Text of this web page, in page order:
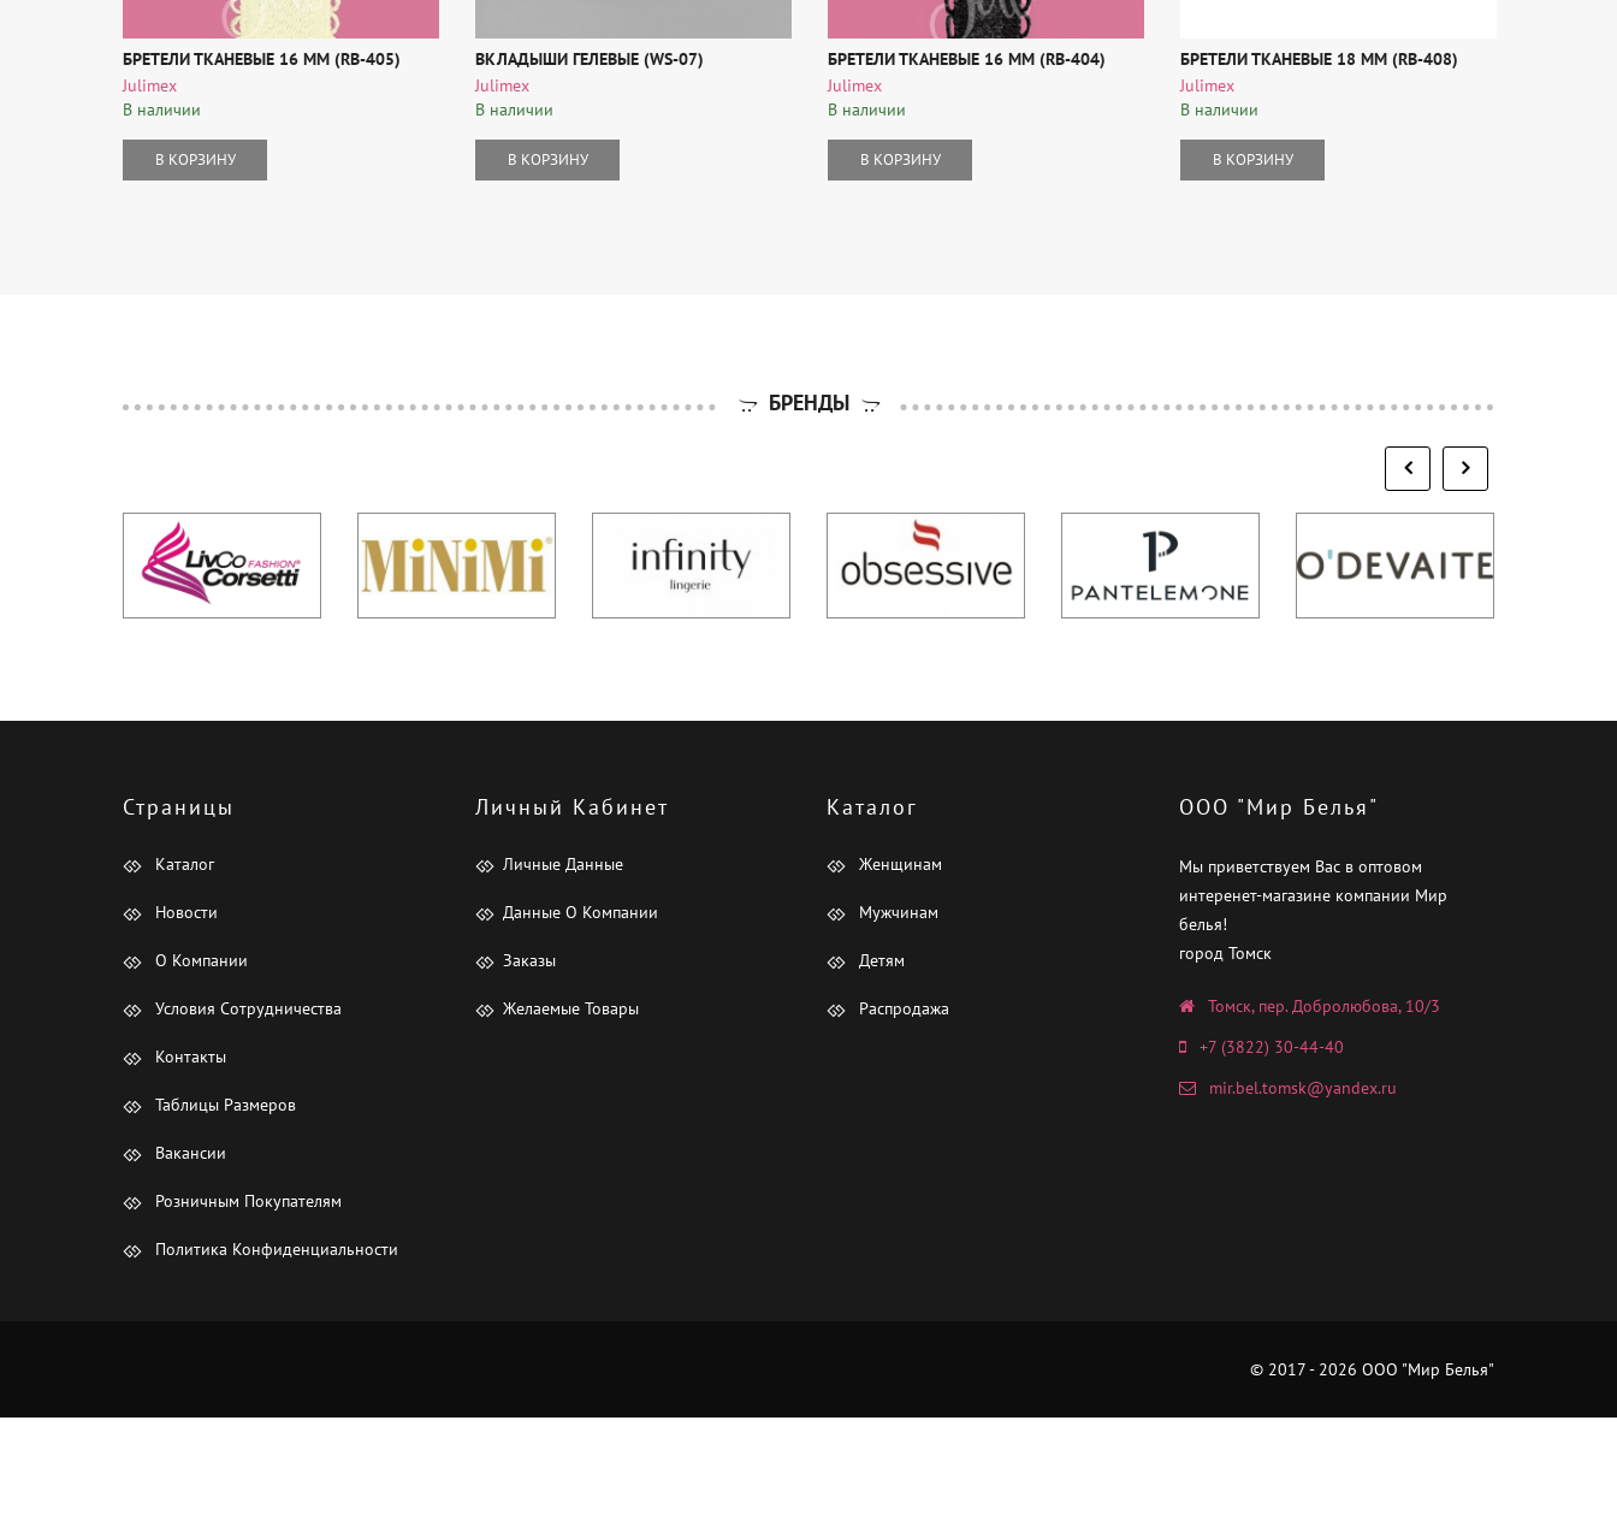
БРЕТЕЛИ ТКАНЕВЫЕ 16 MM (RB-405)
Julimex
В наличии
В КОРЗИНУ
ВКЛАДЫШИ ГЕЛЕВЫЕ (WS-07)
Julimex
В наличии
В КОРЗИНУ
БРЕТЕЛИ ТКАНЕВЫЕ 16 MM (RB-404)
Julimex
В наличии
В КОРЗИНУ
БРЕТЕЛИ ТКАНЕВЫЕ 18 MM (RB-408)
Julimex
В наличии
В КОРЗИНУ
БРЕНДЫ
Страницы
Каталог
Новости
О Компании
Условия Сотрудничества
Контакты
Таблицы Размеров
Вакансии
Розничным Покупателям
Политика Конфиденциальности
Личный Кабинет
Личные Данные
Данные О Компании
Заказы
Желаемые Товары
Каталог
Женщинам
Мужчинам
Детям
Распродажа
ООО "Мир Белья"
Мы приветствуем Вас в оптовом
интеренет-магазине компании Мир
белья!
город Томск
Томск, пер. Добролюбова, 10/3
+7 (3822) 30-44-40
mir.bel.tomsk@yandex.ru
© 2017 - 2026 ООО "Мир Белья"